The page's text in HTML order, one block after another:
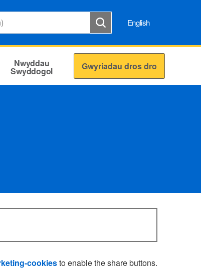
English
Nwyddau
Swyddogol Gwyriadau dros dro
cookiesto enable the share buttons.